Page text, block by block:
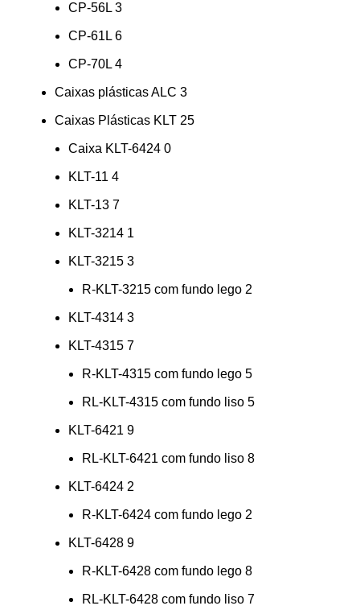
CP-56L 3
CP-61L 6
CP-70L 4
Caixas plásticas ALC 3
Caixas Plásticas KLT 25
Caixa KLT-6424 0
KLT-11 4
KLT-13 7
KLT-3214 1
KLT-3215 3
R-KLT-3215 com fundo lego 2
KLT-4314 3
KLT-4315 7
R-KLT-4315 com fundo lego 5
RL-KLT-4315 com fundo liso 5
KLT-6421 9
RL-KLT-6421 com fundo liso 8
KLT-6424 2
R-KLT-6424 com fundo lego 2
KLT-6428 9
R-KLT-6428 com fundo lego 8
RL-KLT-6428 com fundo liso 7